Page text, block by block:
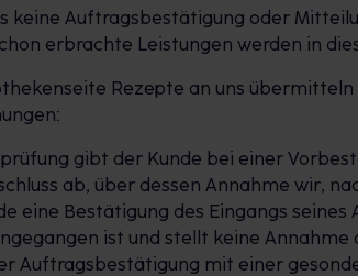
keine Auftragsbestätigung oder
erbrachte Leistungen werden in
Rezepte an uns
gibt der Kunde bei einer
ab, über dessen Annahme wir,
eine Bestätigung des Eingangs
ist und stellt keine
Auftragsbestätigung mit einer